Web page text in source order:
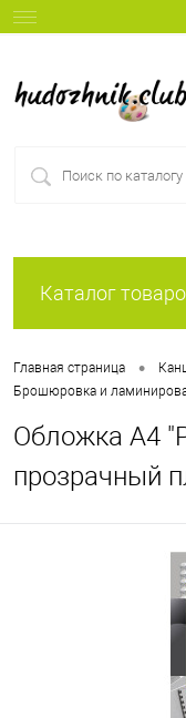
Каталог
Главная страница •
Брошюровка и
Обложка А4
прозрачный